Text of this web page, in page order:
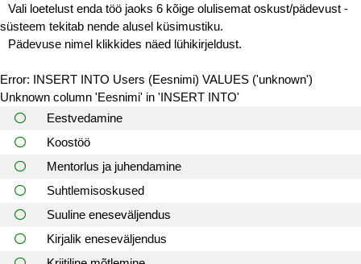
Vali loetelust enda töö jaoks 6 kõige olulisemat oskust/pädevust -
süsteem tekitab nende alusel küsimustiku.
Pädevuse nimel klikkides näed lühikirjeldust.
Error: INSERT INTO Users (Eesnimi) VALUES ('unknown')
Unknown column 'Eesnimi' in 'INSERT INTO'